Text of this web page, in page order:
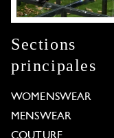
Sections
principales
WOMENSWEAR
MENSWEAR